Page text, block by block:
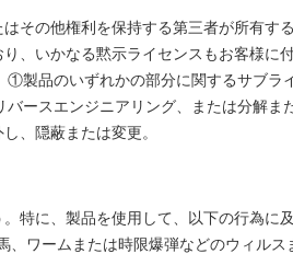
その他権利を保持する第三者が所有す
、いかなる黙示ライセンスもお客様に
製品のいずれかの部分に関するサブラ
ースエンジニアリング、または分解
、隠蔽または変更。
特に、製品を使用して、以下の行為
ワームまたは時限爆弾などのウィルス